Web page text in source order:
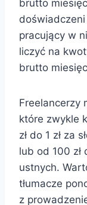
brutto
pracujący w
liczyć na
brutto
Freelancerzy
które zwykle
zł do 1 zł za
lub od 100 zł
ustnych.
tłumacze
z